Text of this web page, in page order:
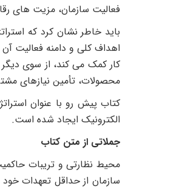
فعالیت سازمان، مزیت های
باید خاطر نشان کرد که
اهداف کلی و دامنه فعالیت
کار کمک می کند، از سوی
محصولات، تأمین نیازهای
کتاب پیش رو با عنوان
الکترونیک ایجاد شده است.
جملاتی از متن کتاب
محیط نظارتی و تریبات
سازمان از حداقل تعهدات